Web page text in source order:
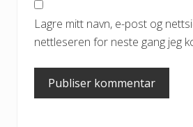
Lagre mitt navn, e-post og
nettleseren for neste gang jeg